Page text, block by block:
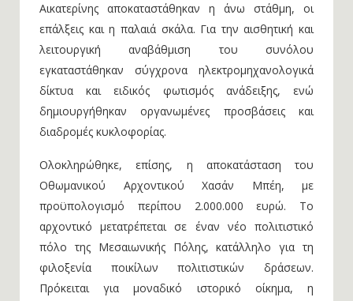
Αικατερίνης αποκαταστάθηκαν η άνω στάθμη, οι
επάλξεις και η παλαιά σκάλα. Για την αισθητική και
λειτουργική αναβάθμιση του συνόλου
εγκαταστάθηκαν σύγχρονα ηλεκτρομηχανολογικά
δίκτυα και ειδικός φωτισμός ανάδειξης, ενώ
δημιουργήθηκαν οργανωμένες προσβάσεις και
διαδρομές κυκλοφορίας.
Ολοκληρώθηκε, επίσης, η αποκατάσταση του
Οθωμανικού Αρχοντικού Χασάν Μπέη, με
προϋπολογισμό περίπου 2.000.000 ευρώ. Το
αρχοντικό μετατρέπεται σε έναν νέο πολιτιστικό
πόλο της Μεσαιωνικής Πόλης, κατάλληλο για τη
φιλοξενία ποικίλων πολιτιστικών δράσεων.
Πρόκειται για μοναδικό ιστορικό οίκημα, η